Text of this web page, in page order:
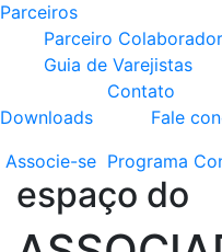
Parceiros
Parceiro Colaborador
Guia de Varejistas
Downloads
Contato
Fale
Associe-se Programa
espaço do